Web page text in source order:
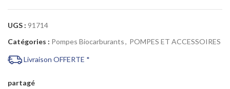
UGS : 91714
Catégories : Pompes Biocarburants, POMPES ET ACCESSOIRES
Livraison OFFERTE *
partagé